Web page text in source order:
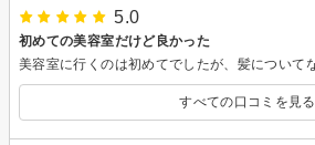
5.0
初めての美容室だけど良かった
すべての口コミを見る